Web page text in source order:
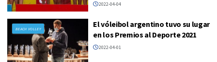
2022-04-04
BEACH VOLLEY
El vóleibol argentino tuvo su lugar
en los Premios al Deporte 2021
2022-04-01